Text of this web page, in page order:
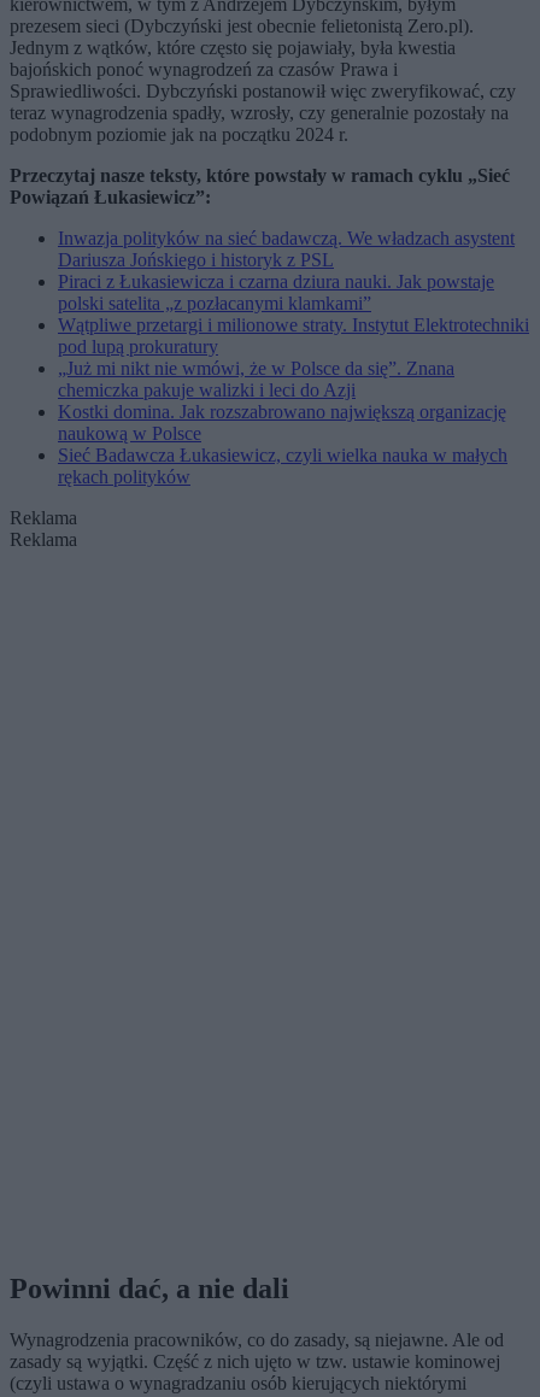
prezesem sieci (Dybczyński jest obecnie felietonistą Zero.pl).
Jednym z wątków, które często się pojawiały, była kwestia
bajońskich ponoć wynagrodzeń za czasów Prawa i
Sprawiedliwości. Dybczyński postanowił więc zweryfikować, czy
teraz wynagrodzenia spadły, wzrosły, czy generalnie pozostały na
podobnym poziomie jak na początku 2024 r.
Przeczytaj nasze teksty, które powstały w ramach cyklu „Sieć
Powiązań Łukasiewicz”:
Inwazja polityków na sieć badawczą. We władzach asystent
Dariusza Jońskiego i historyk z PSL
Piraci z Łukasiewicza i czarna dziura nauki. Jak powstaje
polski satelita „z pozłacanymi klamkami”
Wątpliwe przetargi i milionowe straty. Instytut Elektrotechniki
pod lupą prokuratury
„Już mi nikt nie wmówi, że w Polsce da się”. Znana
chemiczka pakuje walizki i leci do Azji
Kostki domina. Jak rozszabrowano największą organizację
naukową w Polsce
Sieć Badawcza Łukasiewicz, czyli wielka nauka w małych
rękach polityków
Reklama
Reklama
Powinni dać, a nie dali
Wynagrodzenia pracowników, co do zasady, są niejawne. Ale od
zasady są wyjątki. Część z nich ujęto w tzw. ustawie kominowej
(czyli ustawa o wynagradzaniu osób kierujących niektórymi